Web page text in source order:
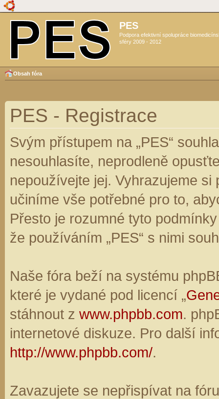
PES
Podpora efektivní spolupráce
sféry 2009 - 2012
Obsah fóra
PES - Registrace
Svým přístupem na „PES“
nesouhlasíte, neprodleně
nepoužívejte jej. Vyhrazujeme
učiníme vše potřebné pro to,
Přesto je rozumné tyto
že používáním „PES“ s nimi
Naše fóra beží na systému
které je vydané pod licencí „
stáhnout z www.phpbb.com.
internetové diskuze. Pro další
http://www.phpbb.com/.
Zavazujete se nepřispívat na